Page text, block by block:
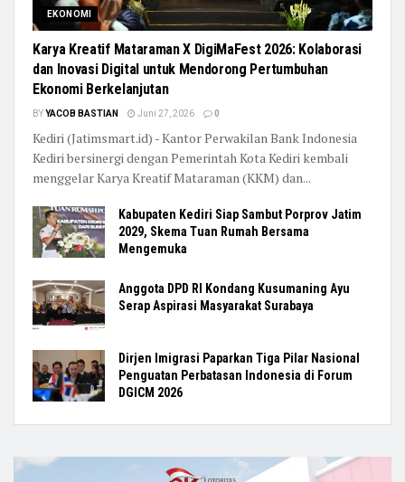
EKONOMI
Karya Kreatif Mataraman X DigiMaFest 2026: Kolaborasi
dan Inovasi Digital untuk Mendorong Pertumbuhan
Ekonomi Berkelanjutan
BYYACOB BASTIAN Juni 27, 2026 0
Kediri (Jatimsmart.id) - Kantor Perwakilan Bank Indonesia
Kediri bersinergi dengan Pemerintah Kota Kediri kembali
menggelar Karya Kreatif Mataraman (KKM) dan...
Kabupaten Kediri Siap Sambut Porprov Jatim
2029, Skema Tuan Rumah Bersama
Mengemuka
Anggota DPD RI Kondang Kusumaning Ayu
Serap Aspirasi Masyarakat Surabaya
Dirjen Imigrasi Paparkan Tiga Pilar Nasional
Penguatan Perbatasan Indonesia di Forum
DGICM 2026